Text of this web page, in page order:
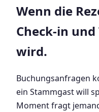
Wenn die
Check-in
wird.
Buchungsanfragen
ein Stammgast will
Moment fragt